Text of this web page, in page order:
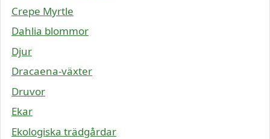
Crepe Myrtle
Dahlia blommor
Djur
Dracaena-växter
Druvor
Ekar
Ekologiska trädgårdar